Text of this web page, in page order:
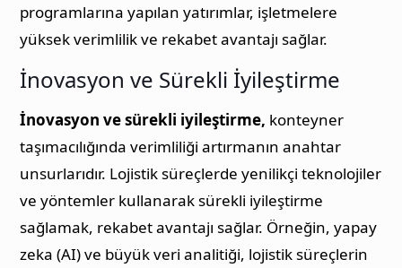
programlarına yapılan yatırımlar, işletmelere
yüksek verimlilik ve rekabet avantajı sağlar.
İnovasyon ve Sürekli İyileştirme
İnovasyon ve sürekli iyileştirme, konteyner
taşımacılığında verimliliği artırmanın anahtar
unsurlarıdır. Lojistik süreçlerde yenilikçi teknolojiler
ve yöntemler kullanarak sürekli iyileştirme
sağlamak, rekabet avantajı sağlar. Örneğin, yapay
zeka (AI) ve büyük veri analitiği, lojistik süreçlerin